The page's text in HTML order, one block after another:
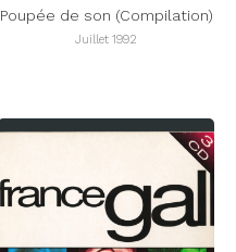
Poupée de son (Compilation)
Juillet 1992